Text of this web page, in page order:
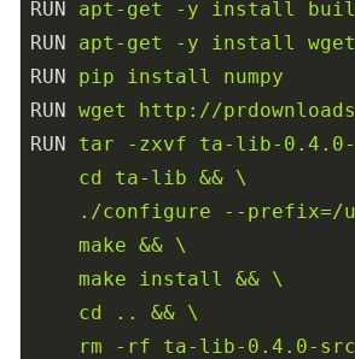
RUN
apt-get -y install
RUN
apt-get -y install wget
RUN
pip install numpy
RUN wget http://
RUN
tar -zxvf ta-lib-0.4.0-
    cd ta-lib && \
./configure --prefix=/
    make && \
    make install && \
    cd .. && \
rm -rf ta-lib-0.4.0-